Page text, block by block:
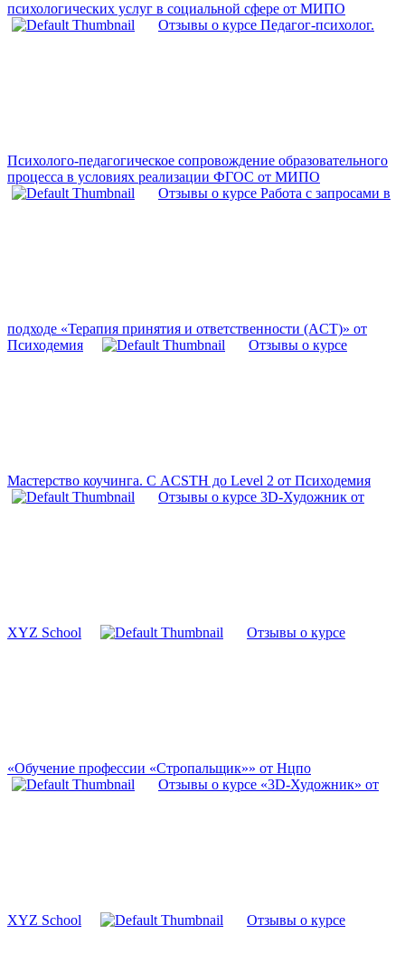
психологических услуг в социальной сфере от МИПО
Отзывы о курсе Педагог-психолог.
Психолого-педагогическое сопровождение образовательного
процесса в условиях реализации ФГОС от МИПО
Отзывы о курсе Работа с запросами в
подходе «Терапия принятия и ответственности (ACT)» от
Психодемия
Отзывы о курсе
Мастерство коучинга. С ACSTH до Level 2 от Психодемия
Отзывы о курсе 3D-Художник от
XYZ School Отзывы о курсе
«Обучение профессии «Стропальщик»» от Нцпо
Отзывы о курсе «3D-Художник» от
XYZ School Отзывы о курсе